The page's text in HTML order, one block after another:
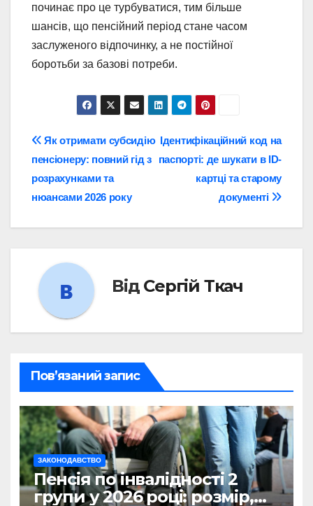
починає про це турбуватися, тим більше
шансів, що пенсійний період стане часом
заслуженого відпочинку, а не постійної
боротьби за базові потреби.
Навігація
записів
Ідентифікаційний код на
паспорті: де шукати в ID-
картці та старому
документі
Як отримати субсидію
пенсіонеру: повний гід з
розрахунками та
нюансами 2026 року
Від Сергій Ткач
Пов’язаний запис
ЗАКОНОДАВСТВО
Пенсія по інвалідності 2
групи у 2026 році: розмір,